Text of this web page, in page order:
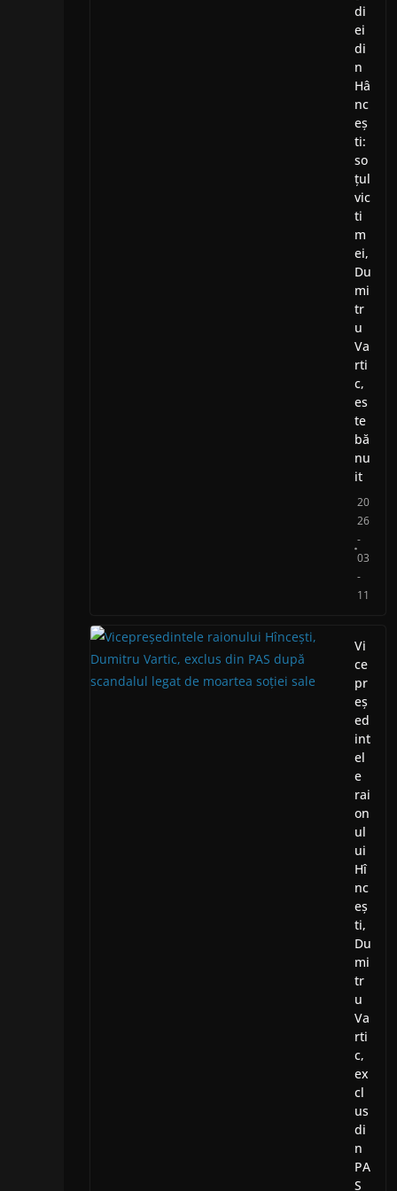
di
ei
di
n
Hâ
nc
eș
ti:
so
țul
vic
ti
m
ei,
Du
mi
tr
u
Va
rti
c,
es
te
bă
nu
it
20
26
-
03
-
11
Vi
ce
pr
eș
ed
int
el
e
rai
on
ul
ui
Hî
nc
eș
ti,
Du
mi
tr
u
Va
rti
c,
ex
cl
us
di
n
PA
S